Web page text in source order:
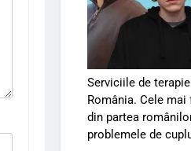
Serviciile de
România. Cele
din partea
problemele de